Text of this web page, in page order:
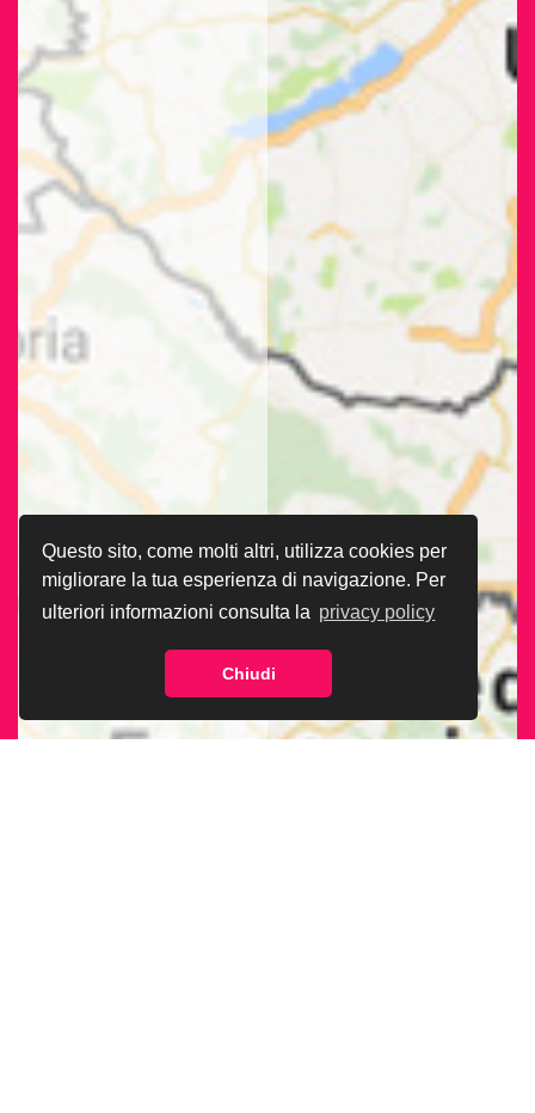
Questo sito, come molti altri, utilizza cookies per
migliorare la tua esperienza di navigazione. Per
ulteriori informazioni consulta la privacy policy
Chiudi